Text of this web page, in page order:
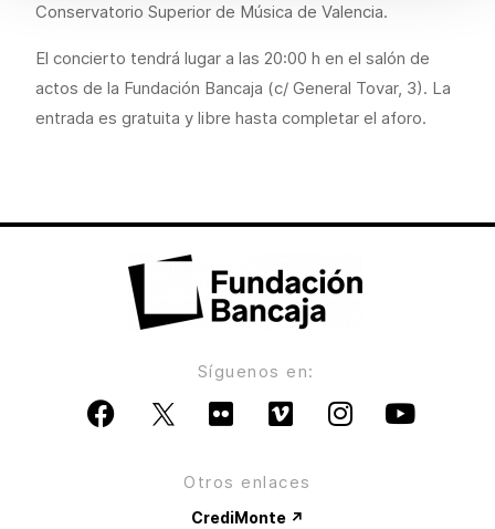
Conservatorio Superior de Música de Valencia.
El concierto tendrá lugar a las 20:00 h en el salón de
actos de la Fundación Bancaja (c/ General Tovar, 3). La
entrada es gratuita y libre hasta completar el aforo.
Síguenos en:
Otros enlaces
CrediMonte ↗